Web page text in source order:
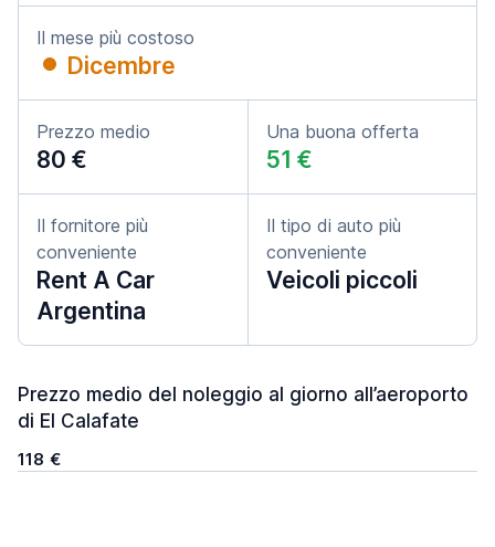
Il mese più costoso
Dicembre
Prezzo medio
80 €
Una buona offerta
51 €
Il fornitore più
conveniente
Rent A Car
Argentina
Il tipo di auto più
conveniente
Veicoli piccoli
Prezzo medio del noleggio al giorno all’aeroporto
di El Calafate
118 €